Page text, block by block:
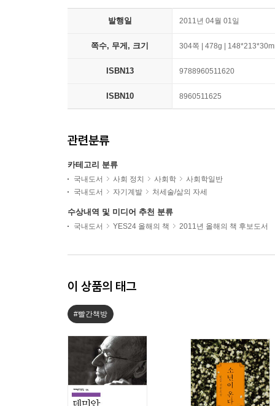
발행일 2011년 04월 01일
쪽수, 무게, 크기 304쪽 | 478g |
ISBN13 9788960511620
ISBN10 8960511625
관련분류
카테고리 분류
국내도서 사회 정치 사회학
사회학일반
국내도서
자기계발 처세술/삶의 자세
수상내역 및 미디어 추천 분류
국내도서 YES24 올해의 책 2011년 올해의 책 후보도서
이 상품의 태그
#빨간책방